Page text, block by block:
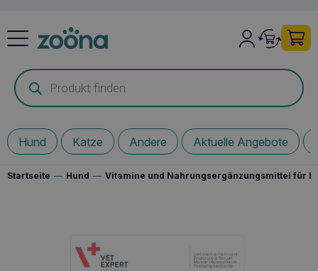
Products
search
Hund Katze Andere Aktuelle Angebote
Startseite — Hund — Vitamine und Nahrungsergänzungsmittel für